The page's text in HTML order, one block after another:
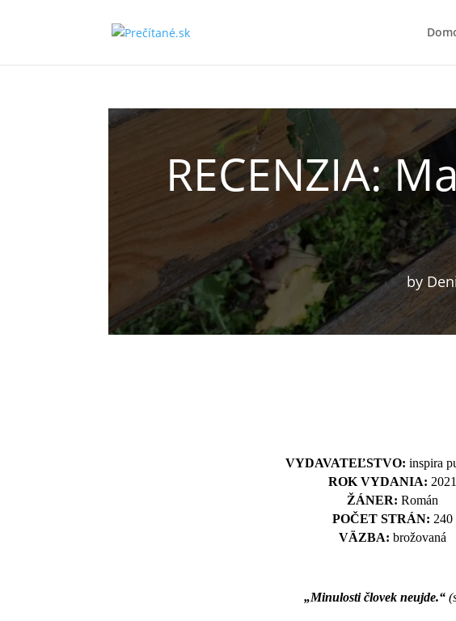
RECENZIA:
by
VYDAVATEĽSTVO: inspira
ROK VYDANIA: 2021
ŽÁNER: Román
POČET STRÁN: 240
VÄZBA: brožovaná
„Minulosti človek neujde.“